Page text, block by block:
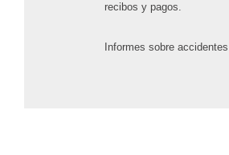
recibos y pagos.
Informes sobre accidentes